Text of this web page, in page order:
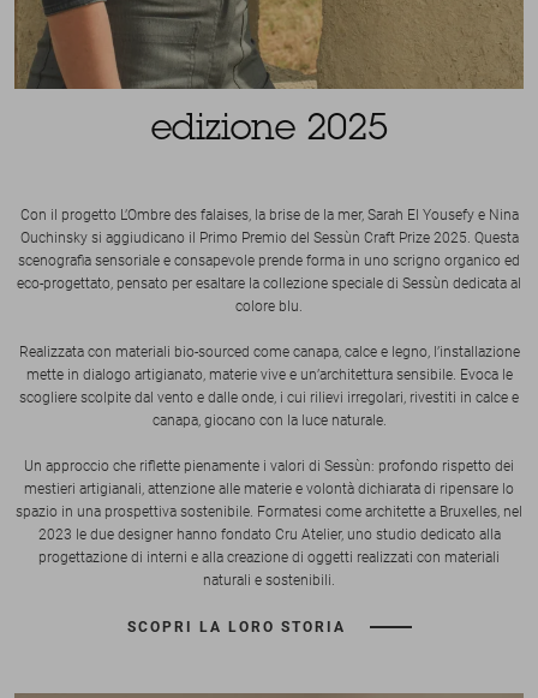
edizione 2025
Con il progetto L’Ombre des falaises, la brise de la mer, Sarah El Yousefy e Nina
Ouchinsky si aggiudicano il Primo Premio del Sessùn Craft Prize 2025. Questa
scenografia sensoriale e consapevole prende forma in uno scrigno organico ed
eco-progettato, pensato per esaltare la collezione speciale di Sessùn dedicata al
colore blu.
Realizzata con materiali bio-sourced come canapa, calce e legno, l’installazione
mette in dialogo artigianato, materie vive e un’architettura sensibile. Evoca le
scogliere scolpite dal vento e dalle onde, i cui rilievi irregolari, rivestiti in calce e
canapa, giocano con la luce naturale.
Un approccio che riflette pienamente i valori di Sessùn: profondo rispetto dei
mestieri artigianali, attenzione alle materie e volontà dichiarata di ripensare lo
spazio in una prospettiva sostenibile. Formatesi come architette a Bruxelles, nel
2023 le due designer hanno fondato Cru Atelier, uno studio dedicato alla
progettazione di interni e alla creazione di oggetti realizzati con materiali
naturali e sostenibili.
SCOPRI LA LORO STORIA